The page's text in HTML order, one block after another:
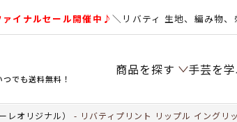
ァイナルセール開催中♪＼リバティ 生地、編み物
でも送料無料！
商品を探す 手芸を
レオリジナル） リバティプリント リップル イング